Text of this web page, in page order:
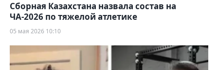
Сборная Казахстана назвала состав на
ЧА-2026 по тяжелой атлетике
05 мая 2026 10:10